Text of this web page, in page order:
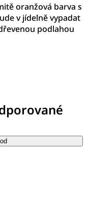
oranžová barva s
v jídelně vypadat
podlahou